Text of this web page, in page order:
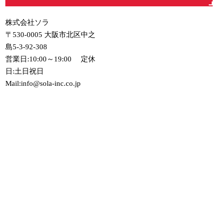
株式会社ソラ
〒530-0005 大阪市北区中之
島5-3-92-308
営業日:10:00～19:00 定休
日:土日祝日
Mail:info@sola-inc.co.jp